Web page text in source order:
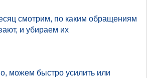
смотрим, по каким обращениям
и убираем их
можем быстро усилить или